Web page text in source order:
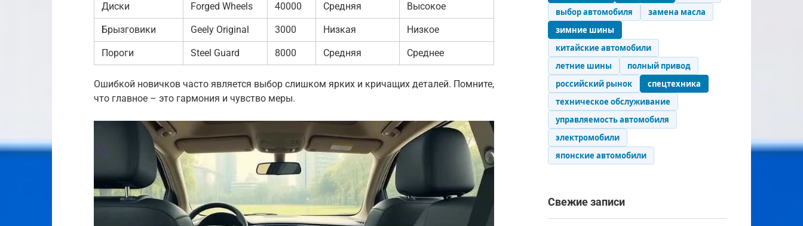
Диски Forged Wheels 40000 Средняя Высокое
Брызговики Geely Original 3000 Низкая Низкое
Пороги Steel Guard 8000 Средняя Среднее
Ошибкой новичков часто является выбор слишком ярких и кричащих деталей. Помните,
что главное – это гармония и чувство меры.
выбор автомобиля
замена масла
зимние шины
китайские автомобили
летние шины
полный привод
российский рынок
спецтехника
техническое обслуживание
управляемость автомобиля
электромобили
японские автомобили
Свежие записи